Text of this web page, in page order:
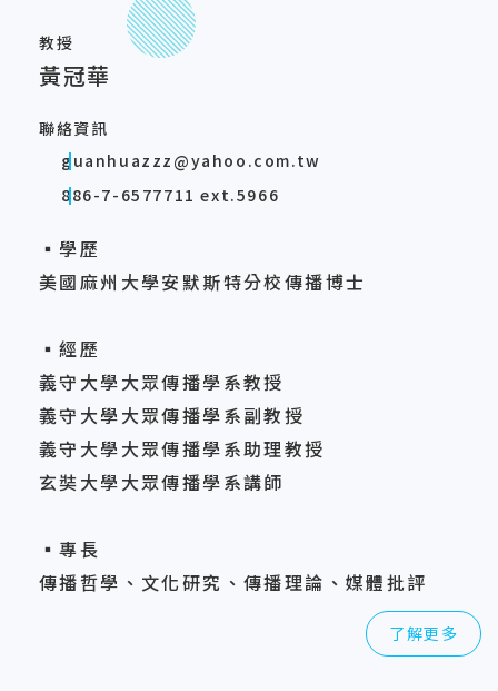
教授
黃冠華
聯絡資訊
guanhuazzz@yahoo.com.tw
886-7-6577711 ext.5966
▪學歷
美國麻州大學安默斯特分校傳播博士
▪經歷
義守大學大眾傳播學系教授
義守大學大眾傳播學系副教授
義守大學大眾傳播學系助理教授
玄奘大學大眾傳播學系講師
▪專長
傳播哲學、文化研究、傳播理論、媒體批評
了解更多